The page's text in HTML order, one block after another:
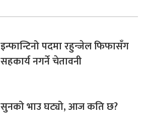
इन्फान्टिनो पदमा रहुन्जेल फिफासँग
सहकार्य नगर्ने चेतावनी
सुनको भाउ घट्यो, आज कति छ?